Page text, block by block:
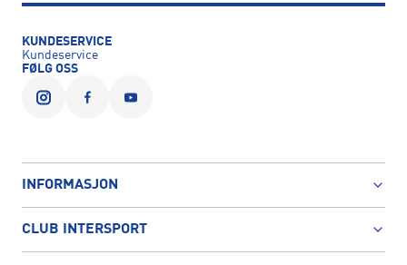
KUNDESERVICE
Kundeservice
FØLG OSS
INFORMASJON
CLUB INTERSPORT